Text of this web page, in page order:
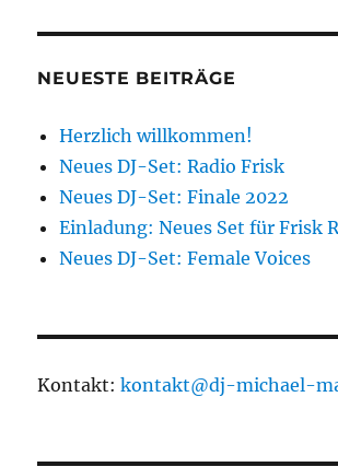
NEUESTE BEITRÄGE
Herzlich willkommen!
Neues DJ-Set: Radio Frisk
Neues DJ-Set: Finale 2022
Einladung: Neues Set für Frisk
Neues DJ-Set: Female Voices
Kontakt:kontakt@dj-michael-